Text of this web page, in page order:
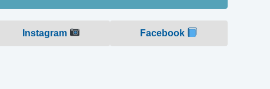
Instagram Facebook